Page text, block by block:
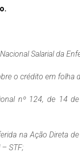
Salarial da
o crédito em folha
nº 124, de 14
na Ação Direta
STF;